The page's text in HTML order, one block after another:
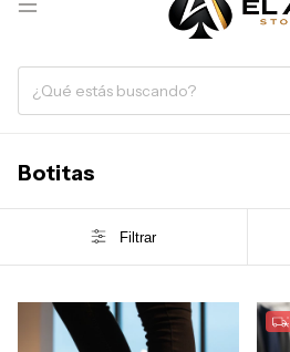
Botitas
Filtrar